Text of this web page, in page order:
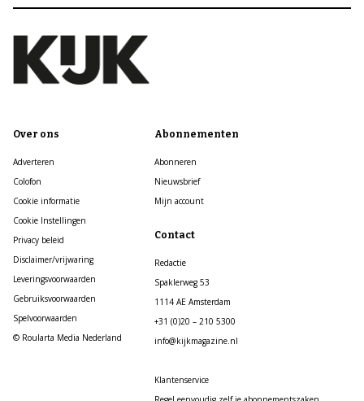
Over ons
Adverteren
Colofon
Cookie informatie
Cookie Instellingen
Privacy beleid
Disclaimer/vrijwaring
Leveringsvoorwaarden
Gebruiksvoorwaarden
Spelvoorwaarden
© Roularta Media Nederland
Abonnementen
Abonneren
Nieuwsbrief
Mijn account
Contact
Redactie
Spaklerweg 53
1114 AE Amsterdam
+31 (0)20 – 210 5300
info@kijkmagazine.nl
Klantenservice